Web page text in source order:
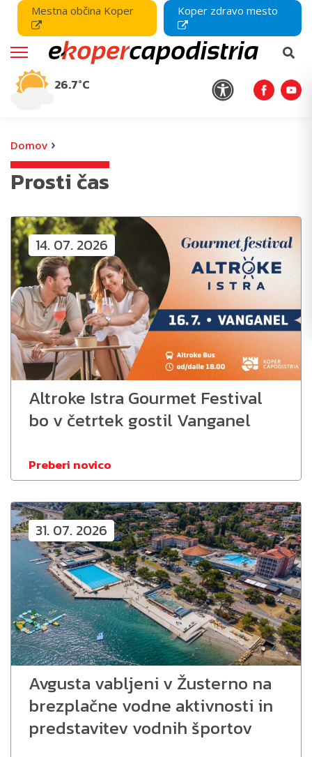
Mestna občina Koper Koper zdravo mesto
26.7°C
Domov ›
Prosti čas
14. 07. 2026
Altroke Istra Gourmet Festival
bo v četrtek gostil Vanganel
Preberi novico
31. 07. 2026
Avgusta vabljeni v Žusterno na
brezplačne vodne aktivnosti in
predstavitev vodnih športov